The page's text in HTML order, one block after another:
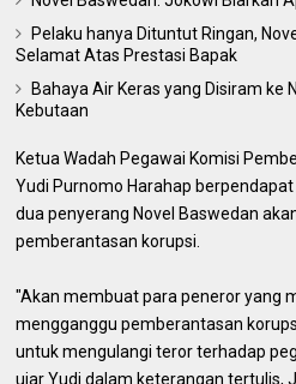
Pelaku hanya Dituntut Ringan,
Selamat Atas Prestasi Bapak
Bahaya Air Keras yang Disiram ke
Kebutaan
Ketua Wadah Pegawai Komisi
Yudi Purnomo Harahap
dua penyerang Novel Baswedan
pemberantasan korupsi.
"Akan membuat para peneror yang
mengganggu pemberantasan
untuk mengulangi teror terhadap
ujar Yudi dalam keterangan tertulis,